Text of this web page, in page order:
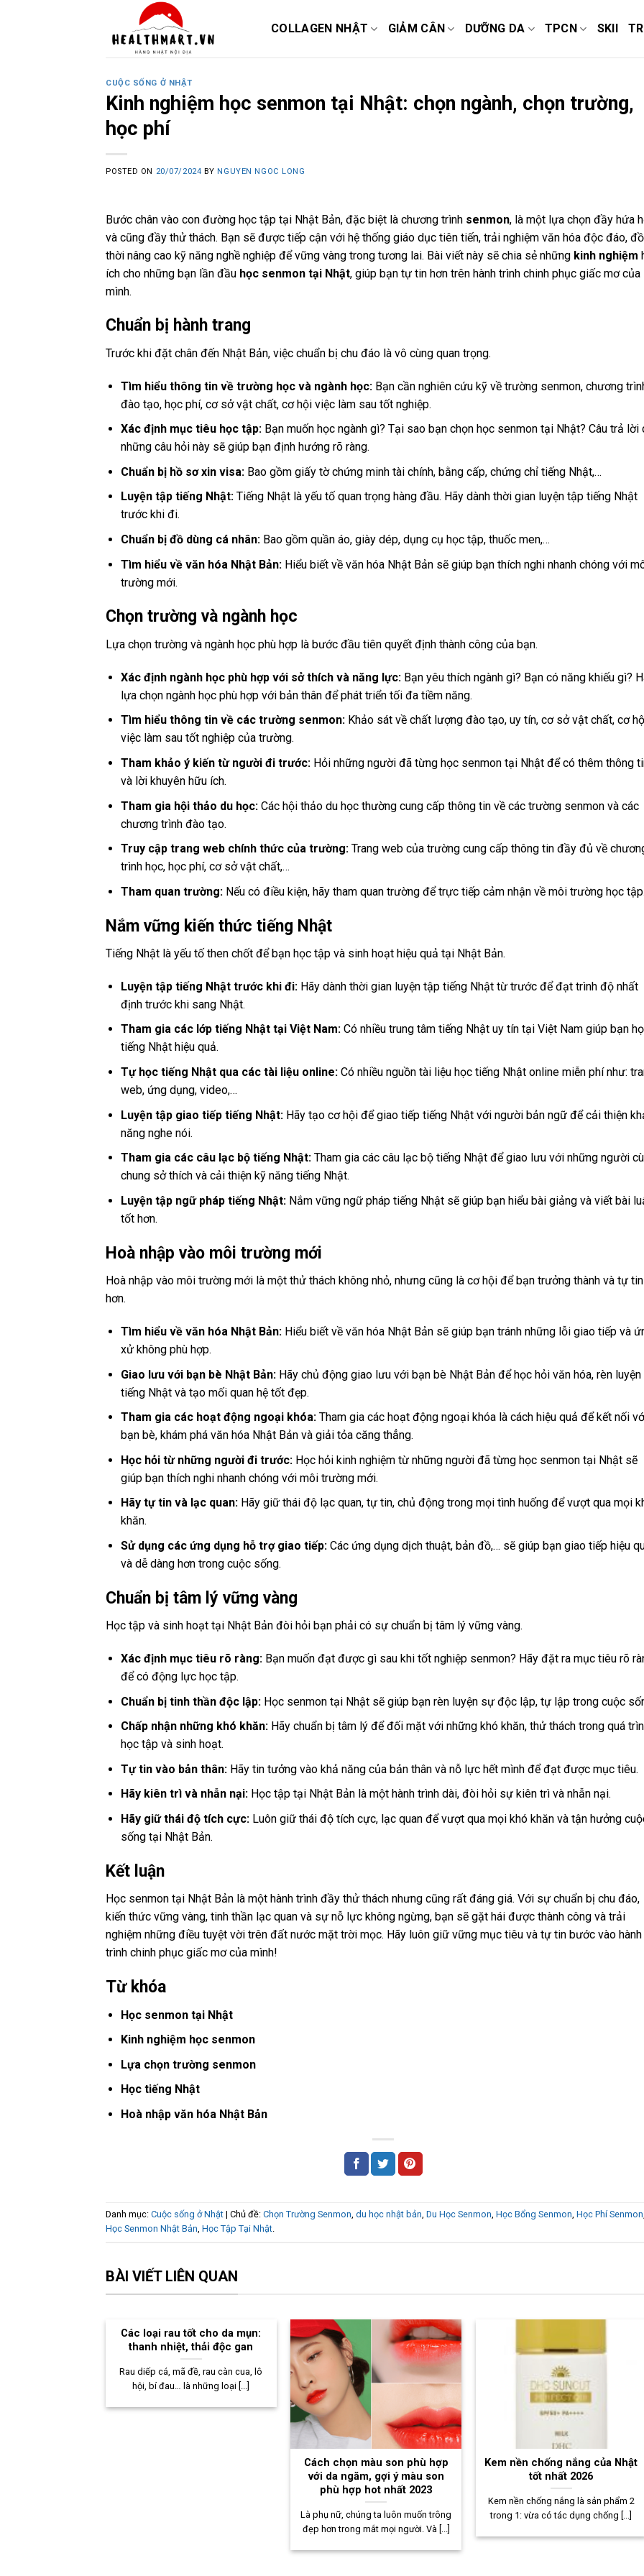
COLLAGEN NHẬT GIẢM CÂN DƯỠNG DA TPCN SKII
CUỘC SỐNG Ở NHẬT
Kinh nghiệm học senmon tại Nhật: chọn ngành, chọn trường,
học phí
POSTED ON 20/07/2024 BY NGUYEN NGOC LONG
Bước chân vào con đường học tập tại Nhật Bản, đặc biệt là chương trình senmon, là một lựa chọn đầy hứa
và cũng đầy thử thách. Bạn sẽ được tiếp cận với hệ thống giáo dục tiên tiến, trải nghiệm văn hóa độc đáo,
thời nâng cao kỹ năng nghề nghiệp để vững vàng trong tương lai. Bài viết này sẽ chia sẻ những kinh nghiệm
ích cho những bạn lần đầu học senmon tại Nhật, giúp bạn tự tin hơn trên hành trình chinh phục giấc mơ của
mình.
Chuẩn bị hành trang
Trước khi đặt chân đến Nhật Bản, việc chuẩn bị chu đáo là vô cùng quan trọng.
Tìm hiểu thông tin về trường học và ngành học:Bạn cần nghiên cứu kỹ về trường senmon, chương
đào tạo, học phí, cơ sở vật chất, cơ hội việc làm sau tốt nghiệp.
Xác định mục tiêu học tập:Bạn muốn học ngành gì? Tại sao bạn chọn học senmon tại Nhật? Câu trả lời
những câu hỏi này sẽ giúp bạn định hướng rõ ràng.
Chuẩn bị hồ sơ xin visa:Bao gồm giấy tờ chứng minh tài chính, bằng cấp, chứng chỉ tiếng Nhật,…
Luyện tập tiếng Nhật:Tiếng Nhật là yếu tố quan trọng hàng đầu. Hãy dành thời gian luyện tập tiếng Nhật
trước khi đi.
Chuẩn bị đồ dùng cá nhân:Bao gồm quần áo, giày dép, dụng cụ học tập, thuốc men,…
Tìm hiểu về văn hóa Nhật Bản:Hiểu biết về văn hóa Nhật Bản sẽ giúp bạn thích nghi nhanh chóng với
trường mới.
Chọn trường và ngành học
Lựa chọn trường và ngành học phù hợp là bước đầu tiên quyết định thành công của bạn.
Xác định ngành học phù hợp với sở thích và năng lực:Bạn yêu thích ngành gì? Bạn có năng khiếu gì?
lựa chọn ngành học phù hợp với bản thân để phát triển tối đa tiềm năng.
Tìm hiểu thông tin về các trường senmon:Khảo sát về chất lượng đào tạo, uy tín, cơ sở vật chất, cơ
việc làm sau tốt nghiệp của trường.
Tham khảo ý kiến từ người đi trước:Hỏi những người đã từng học senmon tại Nhật để có thêm thông
và lời khuyên hữu ích.
Tham gia hội thảo du học:Các hội thảo du học thường cung cấp thông tin về các trường senmon và các
chương trình đào tạo.
Truy cập trang web chính thức của trường:Trang web của trường cung cấp thông tin đầy đủ về
trình học, học phí, cơ sở vật chất,…
Tham quan trường:Nếu có điều kiện, hãy tham quan trường để trực tiếp cảm nhận về môi trường học tập.
Nắm vững kiến thức tiếng Nhật
Tiếng Nhật là yếu tố then chốt để bạn học tập và sinh hoạt hiệu quả tại Nhật Bản.
Luyện tập tiếng Nhật trước khi đi:Hãy dành thời gian luyện tập tiếng Nhật từ trước để đạt trình độ nhất
định trước khi sang Nhật.
Tham gia các lớp tiếng Nhật tại Việt Nam:Có nhiều trung tâm tiếng Nhật uy tín tại Việt Nam giúp bạn
tiếng Nhật hiệu quả.
Tự học tiếng Nhật qua các tài liệu online:Có nhiều nguồn tài liệu học tiếng Nhật online miễn phí như:
web, ứng dụng, video,…
Luyện tập giao tiếp tiếng Nhật:Hãy tạo cơ hội để giao tiếp tiếng Nhật với người bản ngữ để cải thiện
năng nghe nói.
Tham gia các câu lạc bộ tiếng Nhật:Tham gia các câu lạc bộ tiếng Nhật để giao lưu với những người
chung sở thích và cải thiện kỹ năng tiếng Nhật.
Luyện tập ngữ pháp tiếng Nhật:Nắm vững ngữ pháp tiếng Nhật sẽ giúp bạn hiểu bài giảng và viết bài
tốt hơn.
Hoà nhập vào môi trường mới
Hoà nhập vào môi trường mới là một thử thách không nhỏ, nhưng cũng là cơ hội để bạn trưởng thành và tự tin
hơn.
Tìm hiểu về văn hóa Nhật Bản:Hiểu biết về văn hóa Nhật Bản sẽ giúp bạn tránh những lỗi giao tiếp và
xử không phù hợp.
Giao lưu với bạn bè Nhật Bản:Hãy chủ động giao lưu với bạn bè Nhật Bản để học hỏi văn hóa, rèn luyện
tiếng Nhật và tạo mối quan hệ tốt đẹp.
Tham gia các hoạt động ngoại khóa:Tham gia các hoạt động ngoại khóa là cách hiệu quả để kết nối
bạn bè, khám phá văn hóa Nhật Bản và giải tỏa căng thẳng.
Học hỏi từ những người đi trước:Học hỏi kinh nghiệm từ những người đã từng học senmon tại Nhật sẽ
giúp bạn thích nghi nhanh chóng với môi trường mới.
Hãy tự tin và lạc quan:Hãy giữ thái độ lạc quan, tự tin, chủ động trong mọi tình huống để vượt qua mọi
khăn.
Sử dụng các ứng dụng hỗ trợ giao tiếp:Các ứng dụng dịch thuật, bản đồ,… sẽ giúp bạn giao tiếp hiệu
và dễ dàng hơn trong cuộc sống.
Chuẩn bị tâm lý vững vàng
Học tập và sinh hoạt tại Nhật Bản đòi hỏi bạn phải có sự chuẩn bị tâm lý vững vàng.
Xác định mục tiêu rõ ràng:Bạn muốn đạt được gì sau khi tốt nghiệp senmon? Hãy đặt ra mục tiêu rõ
để có động lực học tập.
Chuẩn bị tinh thần độc lập:Học senmon tại Nhật sẽ giúp bạn rèn luyện sự độc lập, tự lập trong cuộc
Chấp nhận những khó khăn:Hãy chuẩn bị tâm lý để đối mặt với những khó khăn, thử thách trong quá
học tập và sinh hoạt.
Tự tin vào bản thân:Hãy tin tưởng vào khả năng của bản thân và nỗ lực hết mình để đạt được mục tiêu.
Hãy kiên trì và nhẫn nại:Học tập tại Nhật Bản là một hành trình dài, đòi hỏi sự kiên trì và nhẫn nại.
Hãy giữ thái độ tích cực:Luôn giữ thái độ tích cực, lạc quan để vượt qua mọi khó khăn và tận hưởng
sống tại Nhật Bản.
Kết luận
Học senmon tại Nhật Bản là một hành trình đầy thử thách nhưng cũng rất đáng giá. Với sự chuẩn bị chu đáo,
kiến thức vững vàng, tinh thần lạc quan và sự nỗ lực không ngừng, bạn sẽ gặt hái được thành công và trải
nghiệm những điều tuyệt vời trên đất nước mặt trời mọc. Hãy luôn giữ vững mục tiêu và tự tin bước vào hành
trình chinh phục giấc mơ của mình!
Từ khóa
Học senmon tại Nhật
Kinh nghiệm học senmon
Lựa chọn trường senmon
Học tiếng Nhật
Hoà nhập văn hóa Nhật Bản
Danh mục: Cuộc sống ở Nhật | Chủ đề: Chọn Trường Senmon, du học nhật bản, Du Học Senmon, Học Bổng Senmon, Học Phí Senmon,
Học Senmon Nhật Bản, Học Tập Tại Nhật.
BÀI VIẾT LIÊN QUAN
Các loại rau tốt cho da mụn:
thanh nhiệt, thải độc gan
Rau diếp cá, mã đề, rau càn cua, lô
hội, bí đau… là những loại [...]
Cách chọn màu son phù hợp
với da ngăm, gợi ý màu son
phù hợp hot nhất 2023
Là phụ nữ, chúng ta luôn muốn trông
đẹp hơn trong mắt mọi người. Và [...]
Kem nền chống nắng của Nhật
tốt nhất 2026
Kem nền chống nắng là sản phẩm 2
trong 1: vừa có tác dụng chống [...]